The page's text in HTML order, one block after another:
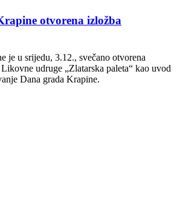
otvorena izložba
je u srijedu, 3.12., svečano otvorena
udruge „Zlatarska paleta“ kao uvod
Dana grada Krapine.